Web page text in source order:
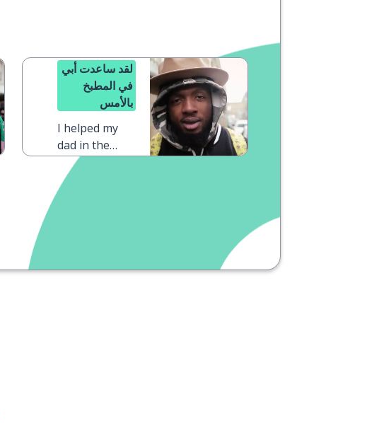
لقد ساعدت أبي
في المطبخ
بالأمس
I helped my
dad in the
kitchen
yesterday